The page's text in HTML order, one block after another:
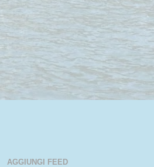
AGGIUNGI FEED